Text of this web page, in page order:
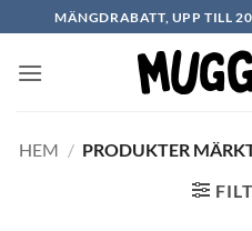
to
content
MÄNGDRABATT, UPP TILL
HEM / PRODUKTER